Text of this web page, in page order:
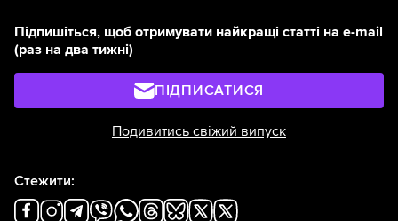
Підпишіться, щоб отримувати найкращі статті на e-mail
(раз на два тижні)
ПІДПИСАТИСЯ
Подивитись свіжий випуск
Стежити: